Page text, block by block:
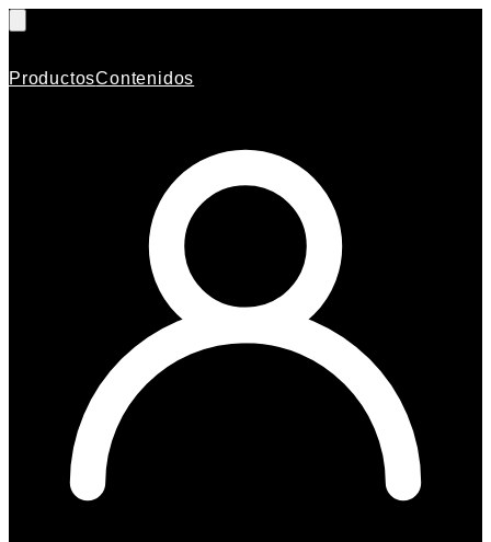
ProductosContenidos